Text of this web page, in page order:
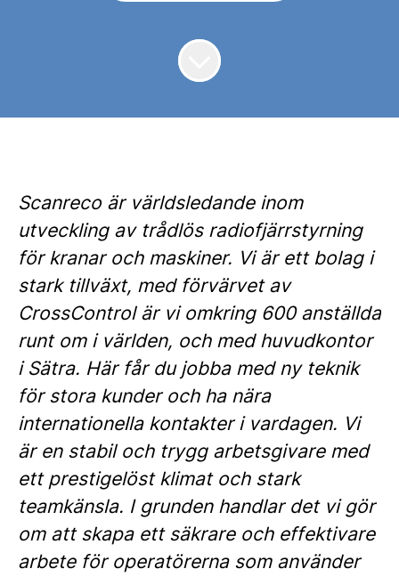
Scanreco är världsledande inom
utveckling av trådlös radiofjärrstyrning
för kranar och maskiner. Vi är ett bolag i
stark tillväxt, med förvärvet av
CrossControl är vi omkring 600 anställda
runt om i världen, och med huvudkontor
i Sätra. Här får du jobba med ny teknik
för stora kunder och ha nära
internationella kontakter i vardagen. Vi
är en stabil och trygg arbetsgivare med
ett prestigelöst klimat och stark
teamkänsla. I grunden handlar det vi gör
om att skapa ett säkrare och effektivare
arbete för operatörerna som använder